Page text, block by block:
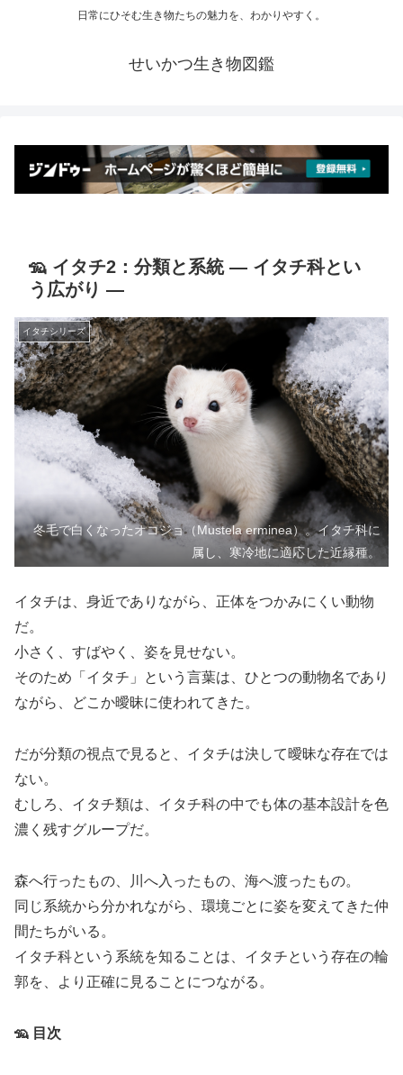
日常にひそむ生き物たちの魅力を、わかりやすく。
せいかつ生き物図鑑
🦡 イタチ2：分類と系統 ― イタチ科とい
う広がり ―
イタチシリーズ
冬毛で白くなったオコジョ（Mustela erminea）。イタチ科に
属し、寒冷地に適応した近縁種。
イタチは、身近でありながら、正体をつかみにくい動物
だ。
小さく、すばやく、姿を見せない。
そのため「イタチ」という言葉は、ひとつの動物名であり
ながら、どこか曖昧に使われてきた。
だが分類の視点で見ると、イタチは決して曖昧な存在では
ない。
むしろ、イタチ類は、イタチ科の中でも体の基本設計を色
濃く残すグループだ。
森へ行ったもの、川へ入ったもの、海へ渡ったもの。
同じ系統から分かれながら、環境ごとに姿を変えてきた仲
間たちがいる。
イタチ科という系統を知ることは、イタチという存在の輪
郭を、より正確に見ることにつながる。
🦡 目次